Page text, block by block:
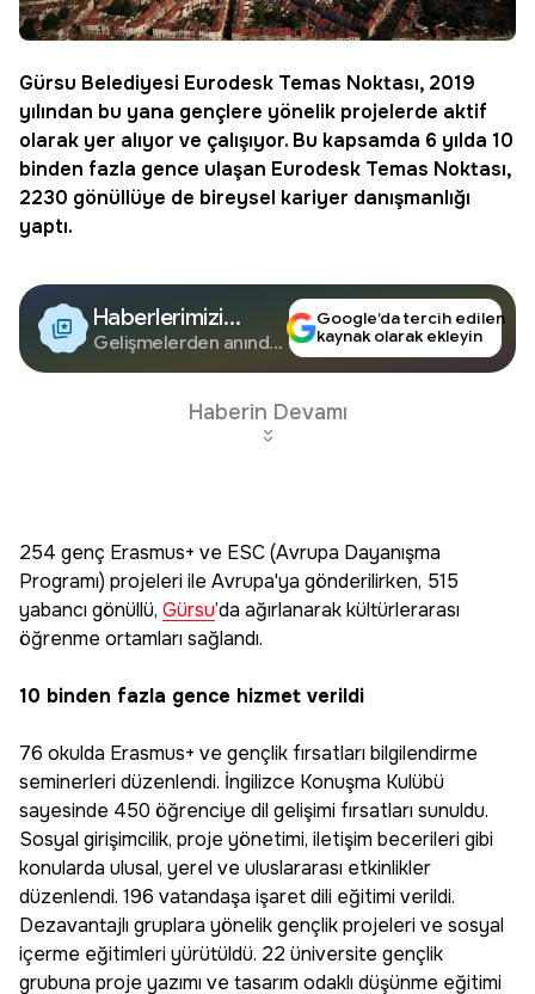
Gürsu Belediyesi Eurodesk Temas Noktası, 2019
yılından bu yana gençlere yönelik projelerde aktif
olarak yer alıyor ve çalışıyor. Bu kapsamda 6 yılda 10
binden fazla gence ulaşan Eurodesk Temas Noktası,
2230 gönüllüye de bireysel kariyer danışmanlığı
yaptı.
Haberlerimizi
Google'da Takip
Edin
Gelişmelerden anında
Google’da tercih edilen
kaynak olarak ekleyin
Haberin Devamı
254 genç Erasmus+ ve ESC (Avrupa Dayanışma
Programı) projeleri ile Avrupa'ya gönderilirken, 515
yabancı gönüllü, Gürsu’da ağırlanarak kültürlerarası
öğrenme ortamları sağlandı.
10 binden fazla gence hizmet verildi
76 okulda Erasmus+ ve gençlik fırsatları bilgilendirme
seminerleri düzenlendi. İngilizce Konuşma Kulübü
sayesinde 450 öğrenciye dil gelişimi fırsatları sunuldu.
Sosyal girişimcilik, proje yönetimi, iletişim becerileri gibi
konularda ulusal, yerel ve uluslararası etkinlikler
düzenlendi. 196 vatandaşa işaret dili eğitimi verildi.
Dezavantajlı gruplara yönelik gençlik projeleri ve sosyal
içerme eğitimleri yürütüldü. 22 üniversite gençlik
grubuna proje yazımı ve tasarım odaklı düşünme eğitimi